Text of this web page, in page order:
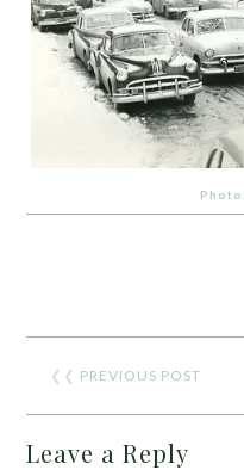
Photo
❮❮ PREVIOUS POST
Leave a Reply